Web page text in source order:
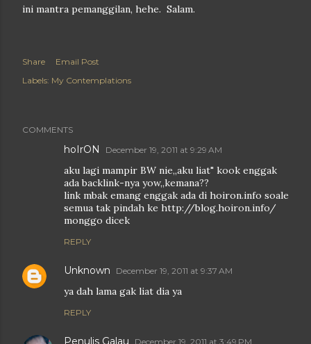
ini mantra pemanggilan, hehe. Salam.
Share
Email Post
Labels: My Contemplations
COMMENTS
hoIrON December 19, 2011 at 9:29 AM
aku lagi mampir BW nie,,aku liat" kook enggak
ada backlink-nya yow,,kemana??
link mbak emang enggak ada di hoiron.info soale
semua tak pindah ke http://blog.hoiron.info/
monggo dicek
REPLY
Unknown December 19, 2011 at 9:37 AM
ya dah lama gak liat dia ya
REPLY
Penulis Galau December 19, 2011 at 3:49 PM